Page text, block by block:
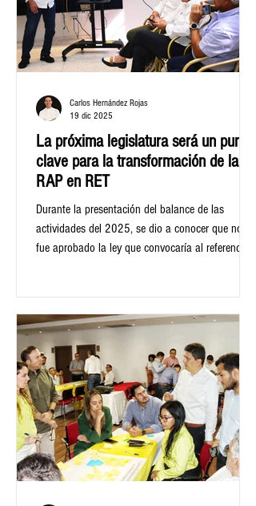
La próxima legislatura será un punto
clave para la transformación de la
RAP en RET
Durante la presentación del balance de las
actividades del 2025, se dio a conocer que no
fue aprobado la ley que convocaría al referendo
Carlos Hernández Rojas
19 dic 2025